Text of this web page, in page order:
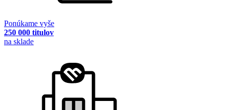
Ponúkame vyše
250 000 titulov
na sklade